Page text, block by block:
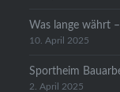
Was lange währt
10. April 2025
Sportheim
2. April 2025